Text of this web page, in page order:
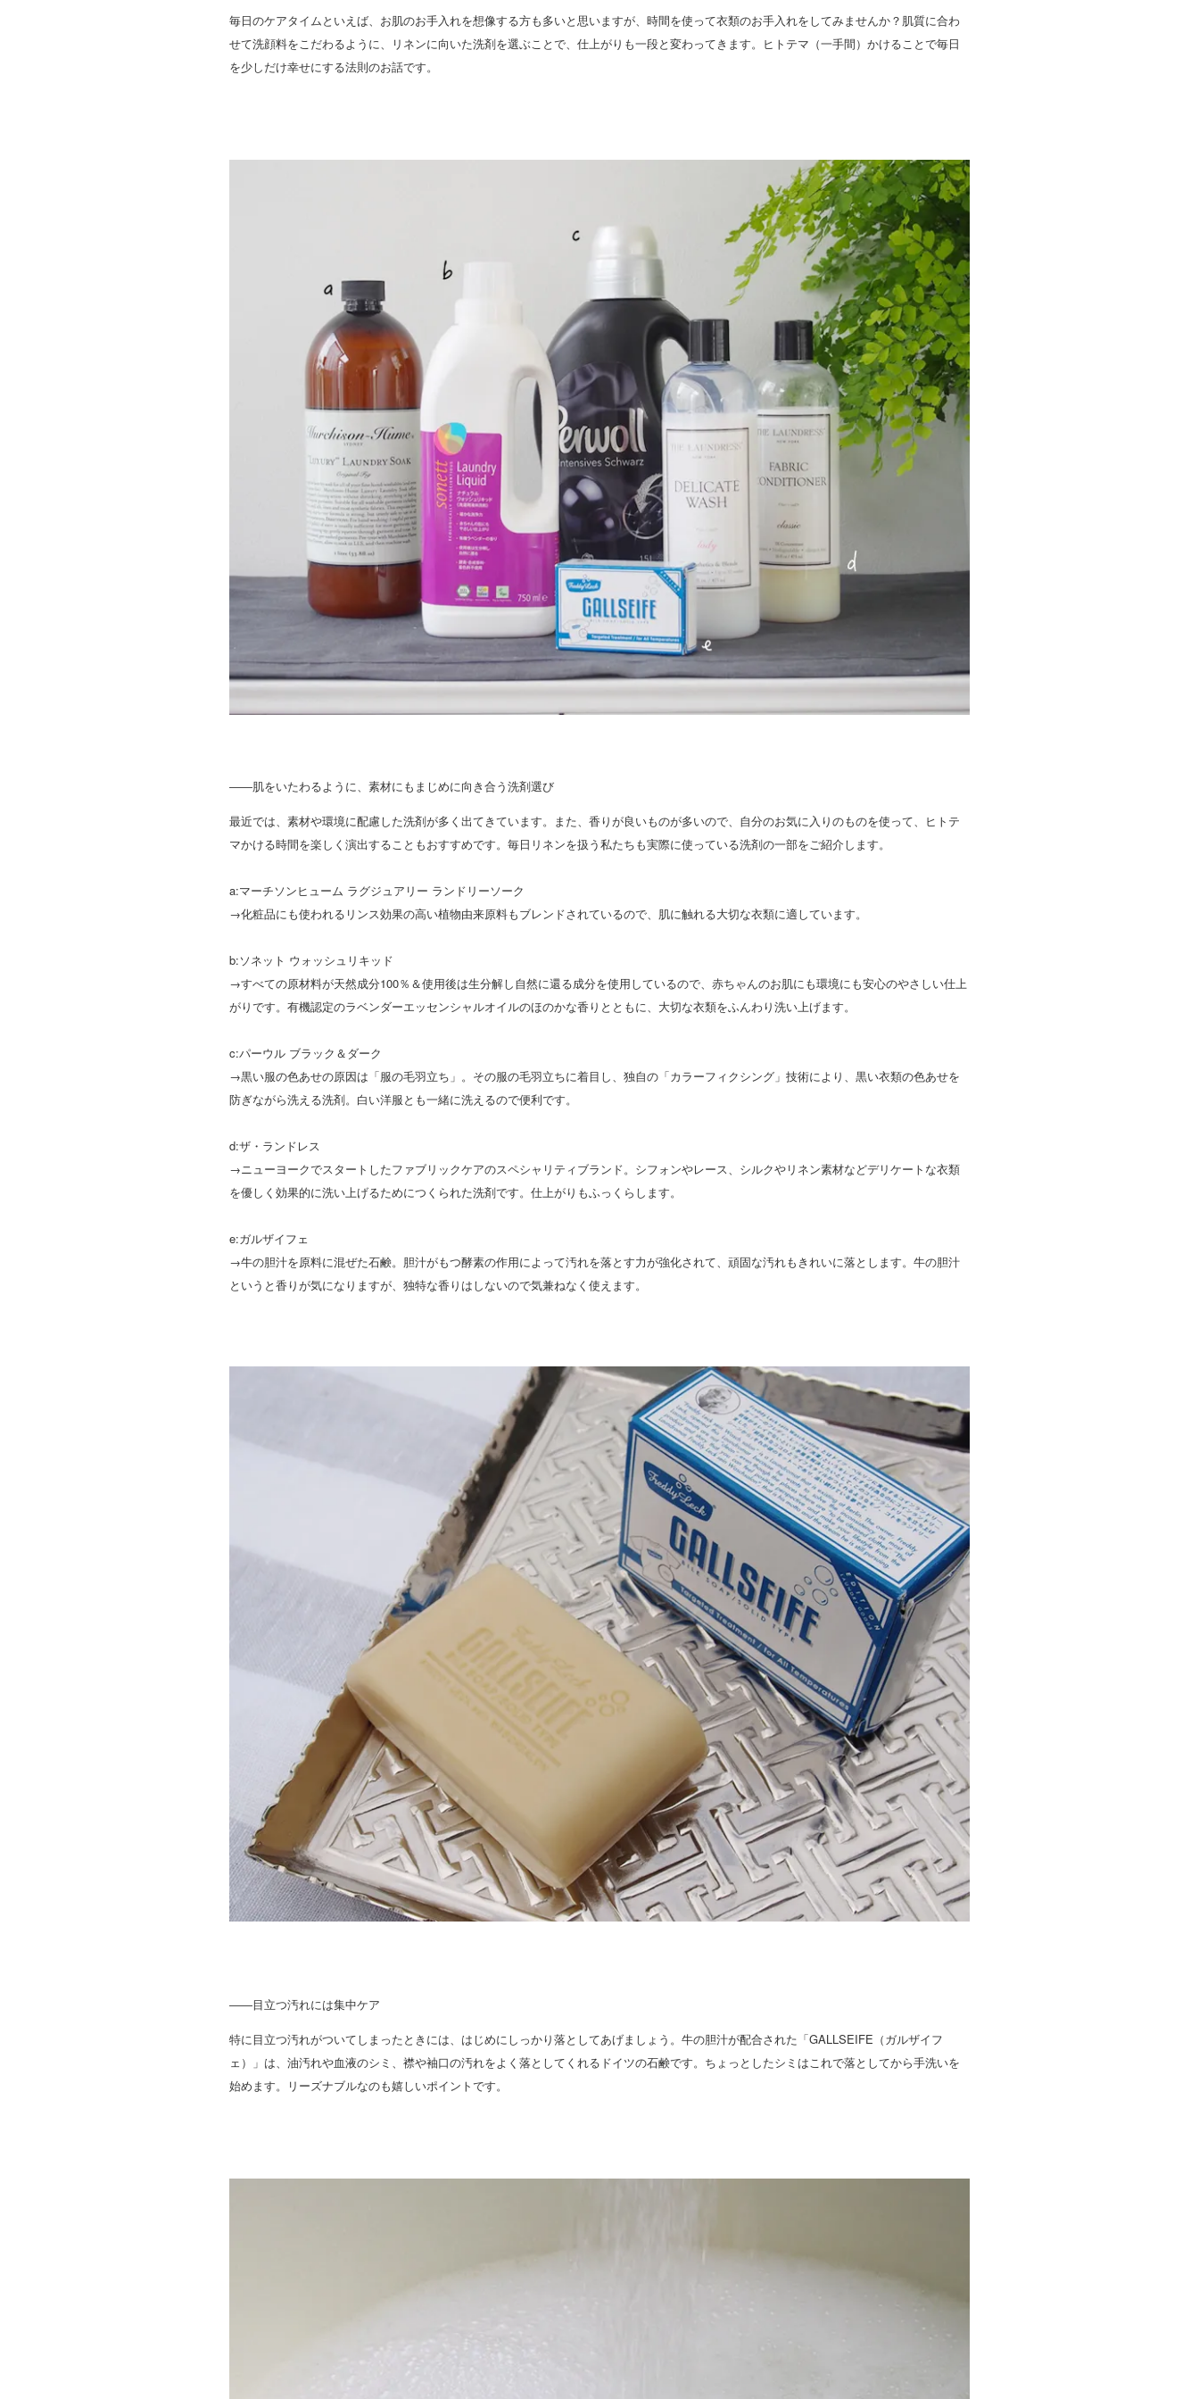
毎日のケアタイムといえば、お肌のお手入れを想像する方も多いと思いますが、時間を使って衣類のお手入れをしてみませんか？肌質に合わ
せて洗顔料をこだわるように、リネンに向いた洗剤を選ぶことで、仕上がりも一段と変わってきます。ヒトテマ（一手間）かけることで毎日
を少しだけ幸せにする法則のお話です。
――肌をいたわるように、素材にもまじめに向き合う洗剤選び
最近では、素材や環境に配慮した洗剤が多く出てきています。また、香りが良いものが多いので、自分のお気に入りのものを使って、ヒトテ
マかける時間を楽しく演出することもおすすめです。毎日リネンを扱う私たちも実際に使っている洗剤の一部をご紹介します。
a:マーチソンヒューム ラグジュアリー ランドリーソーク
→化粧品にも使われるリンス効果の高い植物由来原料もブレンドされているので、肌に触れる大切な衣類に適しています。
b:ソネット ウォッシュリキッド
→すべての原材料が天然成分100％＆使用後は生分解し自然に還る成分を使用しているので、赤ちゃんのお肌にも環境にも安心のやさしい仕上
がりです。有機認定のラベンダーエッセンシャルオイルのほのかな香りとともに、大切な衣類をふんわり洗い上げます。
c:パーウル ブラック＆ダーク
→黒い服の色あせの原因は「服の毛羽立ち」。その服の毛羽立ちに着目し、独自の「カラーフィクシング」技術により、黒い衣類の色あせを
防ぎながら洗える洗剤。白い洋服とも一緒に洗えるので便利です。
d:ザ・ランドレス
→ニューヨークでスタートしたファブリックケアのスペシャリティブランド。シフォンやレース、シルクやリネン素材などデリケートな衣類
を優しく効果的に洗い上げるためにつくられた洗剤です。仕上がりもふっくらします。
e:ガルザイフェ
→牛の胆汁を原料に混ぜた石鹸。胆汁がもつ酵素の作用によって汚れを落とす力が強化されて、頑固な汚れもきれいに落とします。牛の胆汁
というと香りが気になりますが、独特な香りはしないので気兼ねなく使えます。
――目立つ汚れには集中ケア
特に目立つ汚れがついてしまったときには、はじめにしっかり落としてあげましょう。牛の胆汁が配合された「GALLSEIFE（ガルザイフ
ェ）」は、油汚れや血液のシミ、襟や袖口の汚れをよく落としてくれるドイツの石鹸です。ちょっとしたシミはこれで落としてから手洗いを
始めます。リーズナブルなのも嬉しいポイントです。